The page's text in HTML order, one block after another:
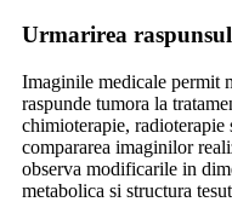
Urmarirea
Imaginile medicale permit
raspunde tumora la
chimioterapie,
compararea imaginilor
observa modificarile in
metabolica si structura